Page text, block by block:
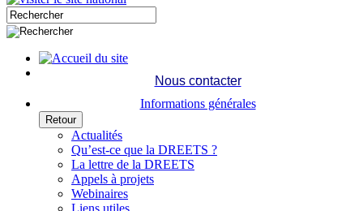
Nous contacter
Informations générales
Retour
Actualités
Qu’est-ce que la DREETS ?
La lettre de la DREETS
Appels à projets
Webinaires
Liens utiles